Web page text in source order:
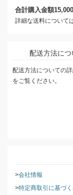
合計購入金額
詳細な送料について
配送方法につ
配送方法についての
をご覧ください。
会社情報
特定商取引に基づ